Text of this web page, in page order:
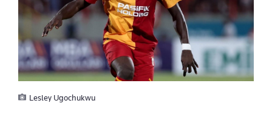
Lesley Ugochukwu